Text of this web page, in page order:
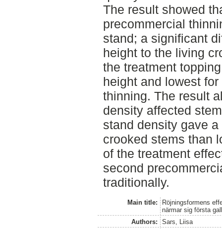
The result showed
precommercial
stand; a significant
height to the living
the treatment
height and lowest
thinning. The result
density affected
stand density gave
crooked stems than
of the treatment
second
traditionally.
Main title:
Röjningsformens
närmar sig första
Authors:
Sars, Liisa